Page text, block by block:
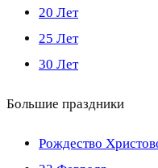
20 Лет
25 Лет
30 Лет
Большие праздники
Рождество